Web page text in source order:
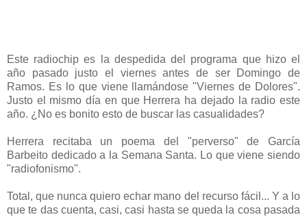
Este radiochip es la despedida del programa que hizo el
año pasado justo el viernes antes de ser Domingo de
Ramos. Es lo que viene llamándose "Viernes de Dolores".
Justo el mismo día en que Herrera ha dejado la radio este
año. ¿No es bonito esto de buscar las casualidades?
Herrera recitaba un poema del "perverso" de García
Barbeito dedicado a la Semana Santa. Lo que viene siendo
"radiofonismo".
Total, que nunca quiero echar mano del recurso fácil... Y a lo
que te das cuenta, casi, casi hasta se queda la cosa pasada